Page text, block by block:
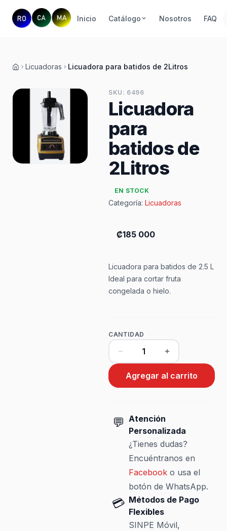
Inicio Catálogo Nosotros FAQ
Inicio
Licuadoras Licuadora para batidos de 2Litros
SKU: 6496
Licuadora
para
batidos de
2Litros
EN STOCK
Categoría: Licuadoras
₡185 000
Licuadora para batidos de 2.5 L
Ideal para cortar fruta
congelada o hielo.
CANTIDAD
Agregar al carrito
💬 Atención
Personalizada
¿Tienes dudas?
Encuéntranos en
Facebooko usa el
botón de WhatsApp.
💳 Métodos de Pago
Flexibles
SINPE Móvil,